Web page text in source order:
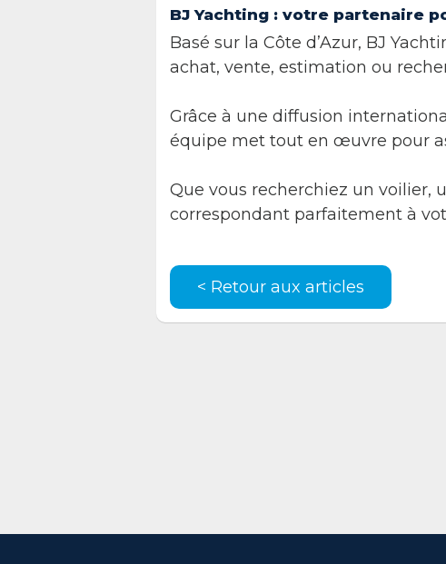
BJ Yachting : votre partenaire
Basé sur la Côte d’Azur, BJ
achat, vente, estimation ou
Grâce à une diffusion
équipe met tout en œuvre pour
Que vous recherchiez un voilier,
correspondant parfaitement à
< Retour aux articles